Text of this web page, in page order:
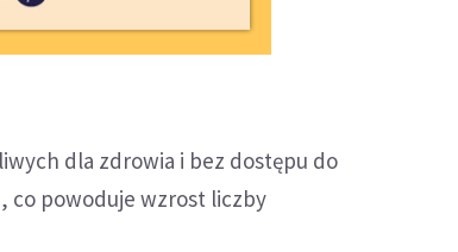
dla zdrowia i bez dostępu do
co powoduje wzrost liczby